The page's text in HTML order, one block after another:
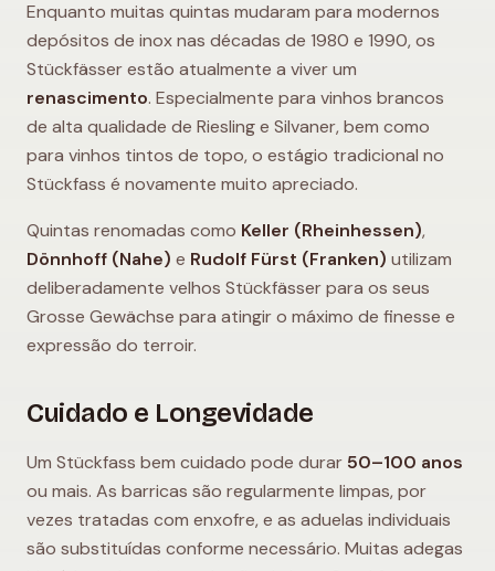
Enquanto muitas quintas mudaram para modernos
depósitos de inox nas décadas de 1980 e 1990, os
Stückfässer estão atualmente a viver um
renascimento. Especialmente para vinhos brancos
de alta qualidade de Riesling e Silvaner, bem como
para vinhos tintos de topo, o estágio tradicional no
Stückfass é novamente muito apreciado.
Quintas renomadas como Keller (Rheinhessen),
Dönnhoff (Nahe) e Rudolf Fürst (Franken) utilizam
deliberadamente velhos Stückfässer para os seus
Grosse Gewächse para atingir o máximo de finesse e
expressão do terroir.
Cuidado e Longevidade
Um Stückfass bem cuidado pode durar 50–100 anos
ou mais. As barricas são regularmente limpas, por
vezes tratadas com enxofre, e as aduelas individuais
são substituídas conforme necessário. Muitas adegas